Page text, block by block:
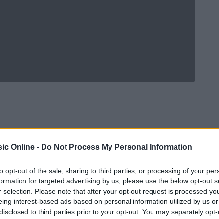
Online - Do Not Process My Personal Information
opt-out of the sale, sharing to third parties, or processing of your
for targeted advertising by us, please use the below opt-out
selection. Please note that after your opt-out request is processed
interest-based ads based on personal information utilized by us
to third parties prior to your opt-out. You may separately
POWERED BYAdhubMedia